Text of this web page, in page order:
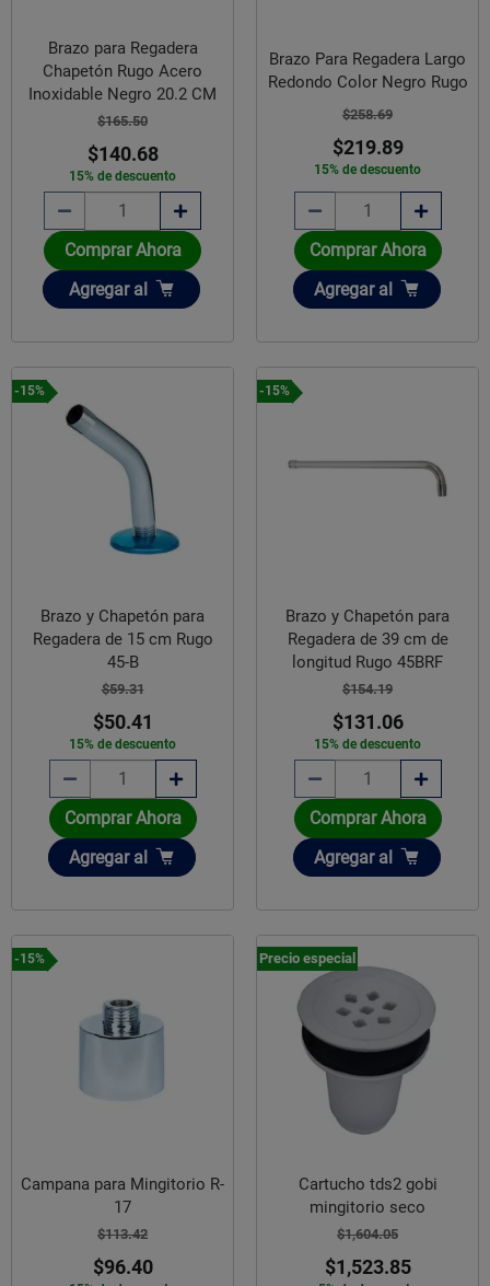
Brazo para Regadera
Chapetón Rugo Acero
Inoxidable Negro 20.2 CM
$165.50
$140.68
15% de descuento
Comprar Ahora
Añadir
Agregar al
Brazo Para Regadera Largo
Redondo Color Negro Rugo
$258.69
$219.89
15% de descuento
Comprar Ahora
Añadir
Agregar al
-15%
Brazo y Chapetón para
Regadera de 15 cm Rugo
45-B
$59.31
$50.41
15% de descuento
Comprar Ahora
Añadir
Agregar al
-15%
Brazo y Chapetón para
Regadera de 39 cm de
longitud Rugo 45BRF
$154.19
$131.06
15% de descuento
Comprar Ahora
Añadir
Agregar al
-15%
Campana para Mingitorio R-
17
$113.42
$96.40
Precio especial
Cartucho tds2 gobi
mingitorio seco
$1,604.05
$1,523.85